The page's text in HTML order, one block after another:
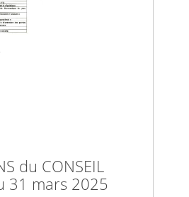
du CONSEIL
31 mars 2025